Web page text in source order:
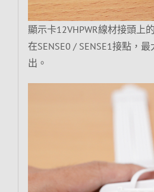
顯示卡12VHPWR線材接頭上
在SENSE0 / SENSE1接點，
出。